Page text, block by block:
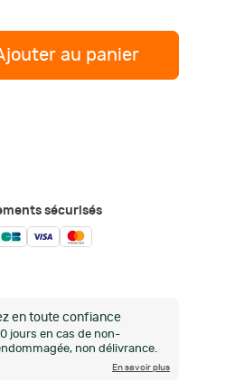
au panier
sécurisés
en toute confiance
jours en cas de non-
non délivrance.
En savoir plus